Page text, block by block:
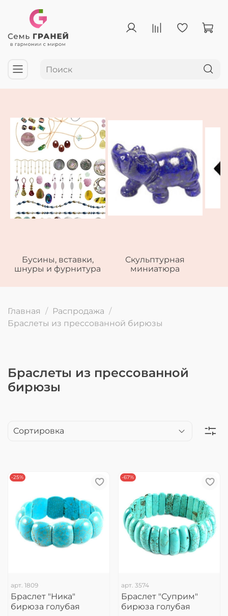
Бусины, вставки,
шнуры и фурнитура
Скульптурная
миниатюра
Главная
Распродажа
Браслеты из прессованной бирюзы
Браслеты из прессованной
бирюзы
-25%
арт. 1809
Браслет "Ника"
бирюза голубая
-67%
арт. 3574
Браслет "Суприм"
бирюза голубая